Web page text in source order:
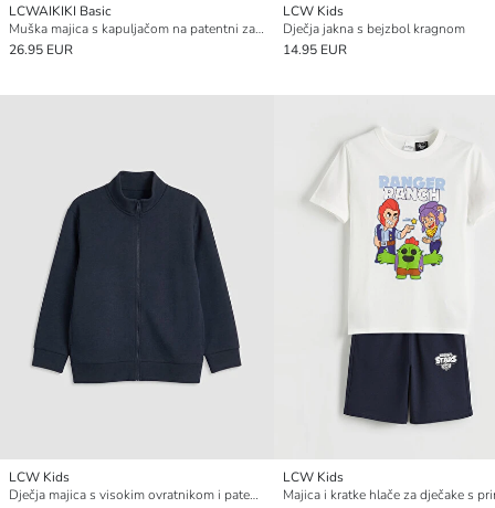
LCWAIKIKI Basic
Muška majica s kapuljačom na patentni zatvarač s dugim rukavima
26.95 EUR
LCW Kids
Dječja jakna s bejzbol kragnom
14.95 EUR
LCW Kids
Dječja majica s visokim ovratnikom i patentnim zatvaračem
LCW Kids